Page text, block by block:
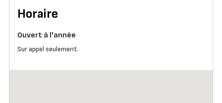
Horaire
Ouvert à l'année
Sur appel seulement.